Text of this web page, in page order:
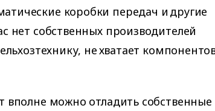
коробки передач и другие
нет собственных производителей
не хватает
вполне можно отладить собственные